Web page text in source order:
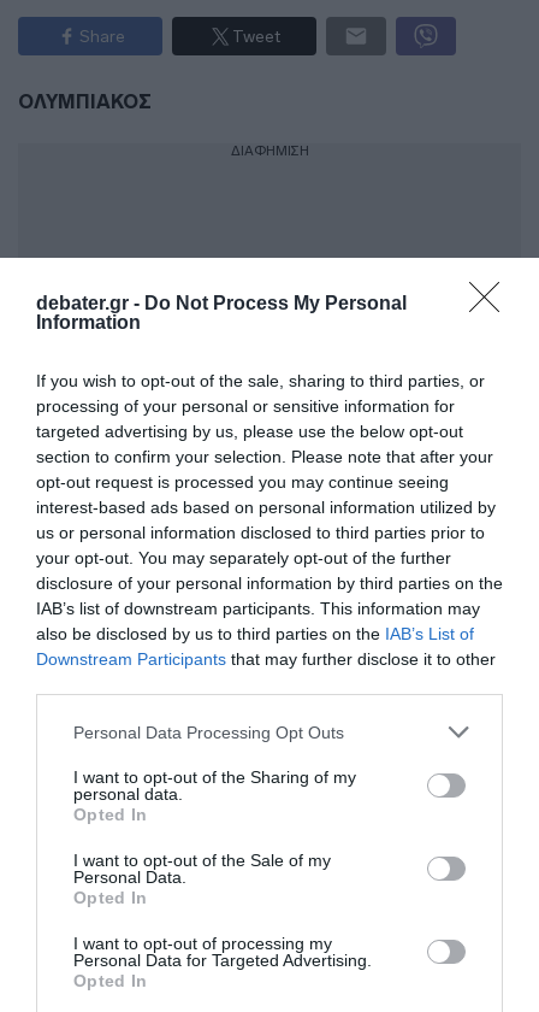
debater.gr - Do Not Process My Personal
Information
If you wish to opt-out of the sale, sharing to third parties, or
processing of your personal or sensitive information for
targeted advertising by us, please use the below opt-out
section to confirm your selection. Please note that after your
opt-out request is processed you may continue seeing
interest-based ads based on personal information utilized by
us or personal information disclosed to third parties prior to
your opt-out. You may separately opt-out of the further
disclosure of your personal information by third parties on the
IAB’s list of downstream participants. This information may
also be disclosed by us to third parties on the IAB’s List of
Downstream Participants that may further disclose it to other
Please note that this website/app uses one or more Google
not limited to your visit or usage behaviour. You may click to
grant or deny consent to Google and its third-party tags to
use your data for below specified purposes in below Google
consent section.
Personal Data Processing Opt Outs
I want to opt-out of the Sharing of my
personal data.
Opted In
I want to opt-out of the Sale of my
Personal Data.
Opted In
I want to opt-out of processing my
Personal Data for Targeted Advertising.
Opted In
Share Tweet
ΟΛΥΜΠΙΑΚΟΣ
ΔΙΑΦΗΜΙΣΗ
ΣΧΟΛΙΑ